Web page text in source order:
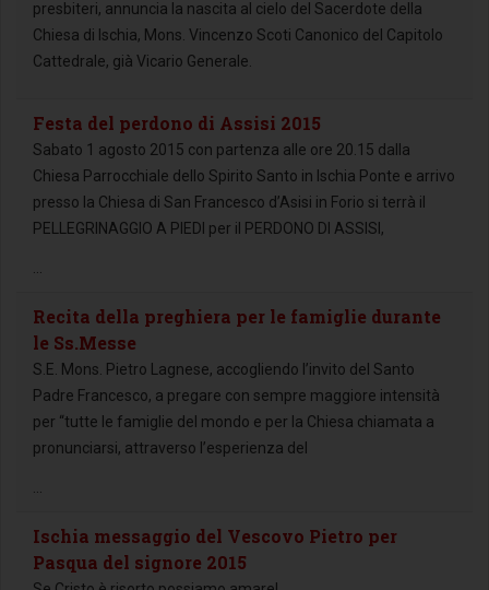
presbiteri, annuncia la nascita al cielo del Sacerdote della
Chiesa di Ischia, Mons. Vincenzo Scoti Canonico del Capitolo
Cattedrale, già Vicario Generale.
Festa del perdono di Assisi 2015
Sabato 1 agosto 2015 con partenza alle ore 20.15 dalla
Chiesa Parrocchiale dello Spirito Santo in Ischia Ponte e arrivo
presso la Chiesa di San Francesco d’Asisi in Forio si terrà il
PELLEGRINAGGIO A PIEDI per il PERDONO DI ASSISI,
Recita della preghiera per le famiglie durante
le Ss.Messe
S.E. Mons. Pietro Lagnese, accogliendo l’invito del Santo
Padre Francesco, a pregare con sempre maggiore intensità
per “tutte le famiglie del mondo e per la Chiesa chiamata a
pronunciarsi, attraverso l’esperienza del
Ischia messaggio del Vescovo Pietro per
Pasqua del signore 2015